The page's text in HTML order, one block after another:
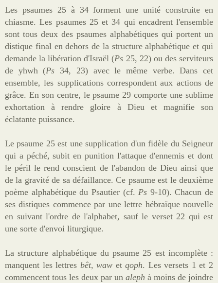
Ma Chaîne YouTube
Faire un don
E-books
Les psaumes 25 à 34 forment une unité construite en
chiasme. Les psaumes 25 et 34 qui encadrent l'ensemble
sont tous deux des psaumes alphabétiques qui portent un
distique final en dehors de la structure alphabétique et qui
demande la libération d'Israël (Ps 25, 22) ou des serviteurs
de yhwh(Ps 34, 23) avec le même verbe. Dans cet
ensemble, les supplications correspondent aux actions de
grâce. En son centre, le psaume 29 comporte une sublime
exhortation à rendre gloire à Dieu et magnifie son
éclatante puissance.
Le psaume 25 est une supplication d'un fidèle du Seigneur
qui a péché, subit en punition l'attaque d'ennemis et dont
le péril le rend conscient de l'abandon de Dieu ainsi que
de la gravité de sa défaillance. Ce psaume est le deuxième
poème alphabétique du Psautier (cf.Ps 9-10). Chacun de
ses distiques commence par une lettre hébraïque nouvelle
en suivant l'ordre de l'alphabet, sauf le verset 22 qui est
une sorte d'envoi liturgique.
La structure alphabétique du psaume 25 est incomplète :
manquent les lettres bêt,waw etqoph. Les versets 1 et 2
commencent tous les deux par un aleph à moins de joindre